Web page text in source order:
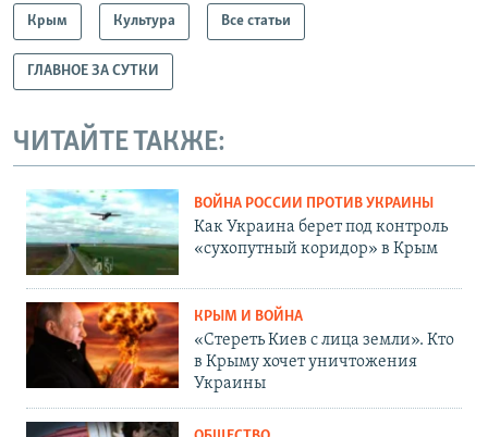
Крым Культура Все статьи
ГЛАВНОЕ ЗА СУТКИ
ЧИТАЙТЕ ТАКЖЕ:
ВОЙНА РОССИИ ПРОТИВ УКРАИНЫ
Как Украина берет под контроль
«сухопутный коридор» в Крым
КРЫМ И ВОЙНА
«Стереть Киев с лица земли». Кто
в Крыму хочет уничтожения
Украины